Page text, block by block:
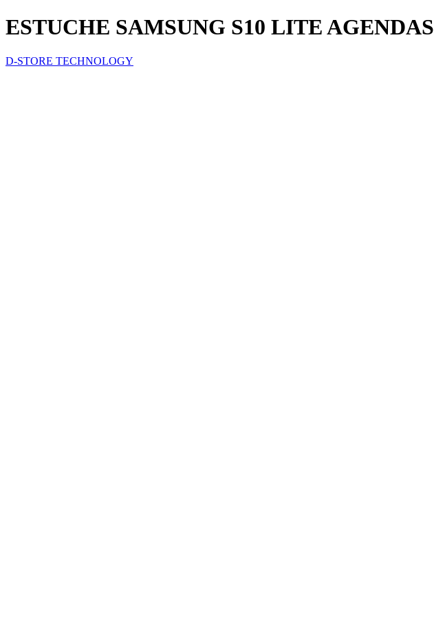
ESTUCHE SAMSUNG S10 LITE AGENDAS
D-STORE TECHNOLOGY